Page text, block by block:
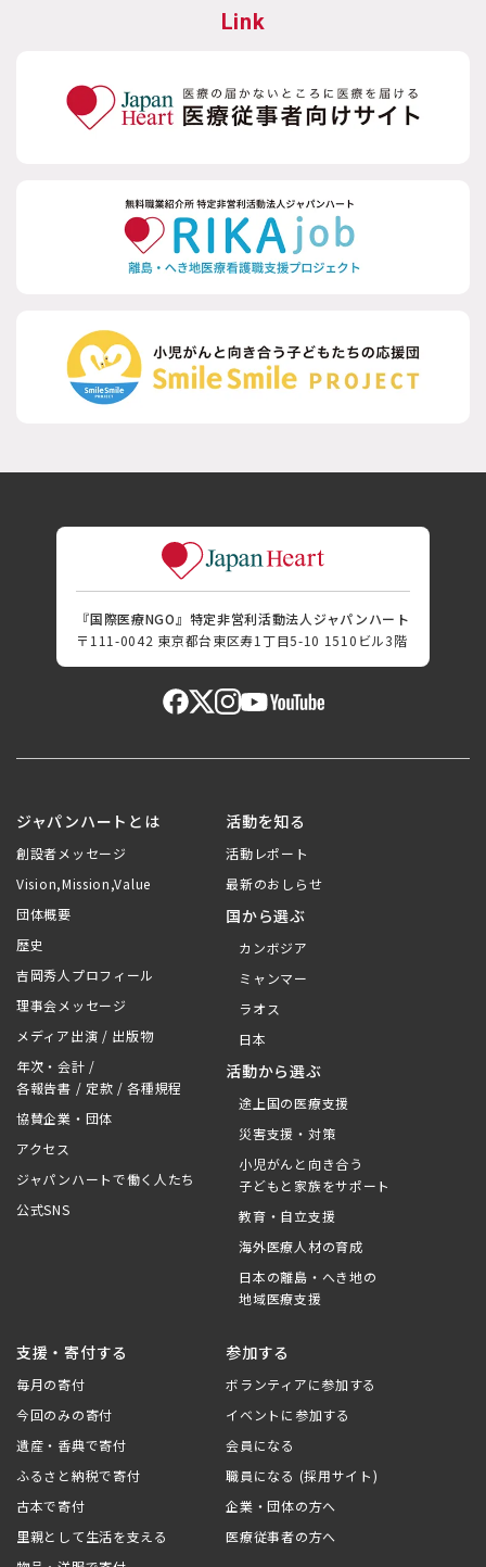
Link
『国際医療NGO』特定非営利活動法人ジャパンハート
〒111-0042 東京都台東区寿1丁目5-10 1510ビル3階
ジャパンハートとは
創設者メッセージ
Vision,Mission,Value
団体概要
歴史
吉岡秀人プロフィール
理事会メッセージ
メディア出演 / 出版物
年次・会計 /
各報告書 / 定款 / 各種規程
協賛企業・団体
アクセス
ジャパンハートで働く人たち
公式SNS
活動を知る
活動レポート
最新のおしらせ
国から選ぶ
カンボジア
ミャンマー
ラオス
日本
活動から選ぶ
途上国の医療支援
災害支援・対策
小児がんと向き合う
子どもと家族をサポート
教育・自立支援
海外医療人材の育成
日本の離島・へき地の
地域医療支援
支援・寄付する
毎月の寄付
今回のみの寄付
遺産・香典で寄付
ふるさと納税で寄付
古本で寄付
里親として生活を支える
参加する
ボランティアに参加する
イベントに参加する
会員になる
職員になる (採用サイト)
企業・団体の方へ
医療従事者の方へ